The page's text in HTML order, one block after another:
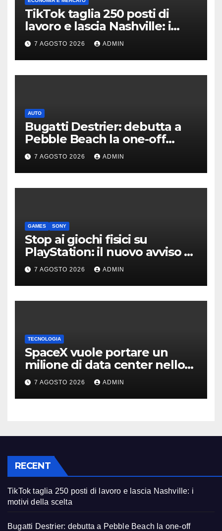
TikTok taglia 250 posti di
lavoro e lascia Nashville: i
motivi della scelta
7 AGOSTO 2026 ADMIN
AUTO
Bugatti Destrier: debutta a
Pebble Beach la one-off
derivata dalla Bolide
7 AGOSTO 2026 ADMIN
GAMES SONY
Stop ai giochi fisici su
PlayStation: il nuovo avviso di
Sony è l’ennesima conferma
7 AGOSTO 2026 ADMIN
TECNOLOGIA
SpaceX vuole portare un
milione di data center nello
spazio: Nvidia sarà il cervello
7 AGOSTO 2026 ADMIN
RECENT
TikTok taglia 250 posti di lavoro e lascia Nashville: i
motivi della scelta
Bugatti Destrier: debutta a Pebble Beach la one-off